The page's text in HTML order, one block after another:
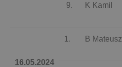
9. K Kamil
16.05.2024
1. B Mateusz